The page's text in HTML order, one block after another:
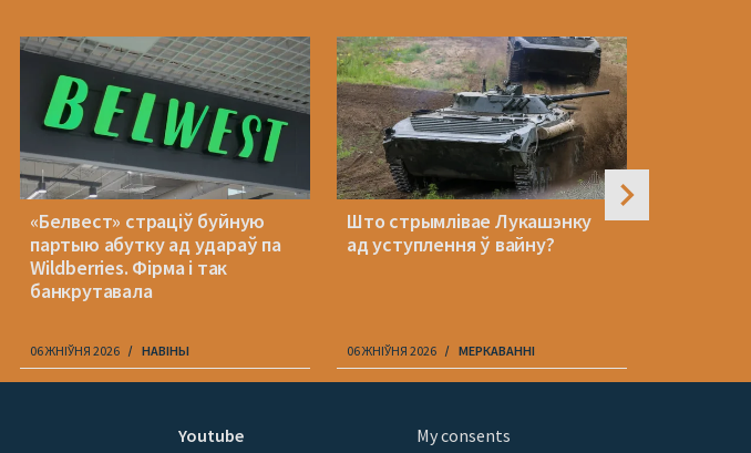
«Белвест» страціў буйную
партыю абутку ад удараў па
Wildberries. Фірма і так
банкрутавала
06 ЖНІЎНЯ 2026 НАВІНЫ
Што стрымлівае Лукашэнку
ад уступлення ў вайну?
06 ЖНІЎНЯ 2026 МЕРКАВАННI
Youtube My consents